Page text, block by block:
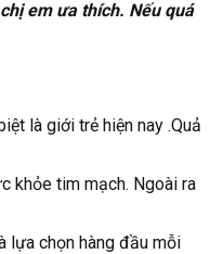
em ưa thích. Nếu quá
là giới trẻ hiện nay .Quả
khỏe tim mạch. Ngoài ra
lựa chọn hàng đầu mỗi